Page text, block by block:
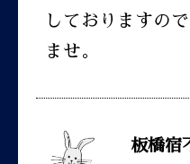
しておりますの
ませ。
板橋宿